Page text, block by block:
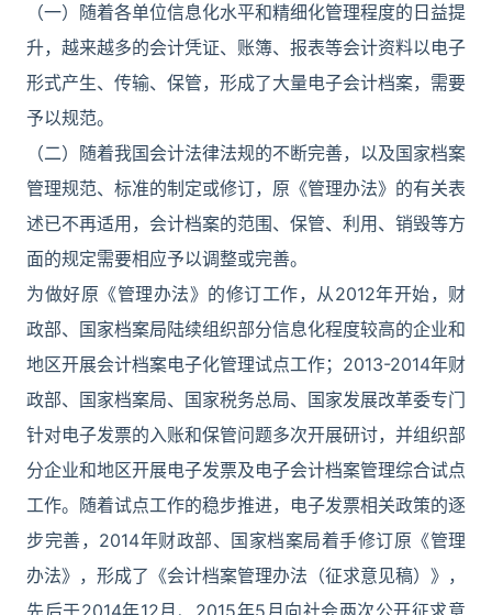
（一）随着各单位信息化水平和精细化管理程度的日益提
升，越来越多的会计凭证、账簿、报表等会计资料以电子
形式产生、传输、保管，形成了大量电子会计档案，需要
予以规范。
（二）随着我国会计法律法规的不断完善，以及国家档案
管理规范、标准的制定或修订，原《管理办法》的有关表
述已不再适用，会计档案的范围、保管、利用、销毁等方
面的规定需要相应予以调整或完善。
为做好原《管理办法》的修订工作，从2012年开始，财
政部、国家档案局陆续组织部分信息化程度较高的企业和
地区开展会计档案电子化管理试点工作；2013-2014年财
政部、国家档案局、国家税务总局、国家发展改革委专门
针对电子发票的入账和保管问题多次开展研讨，并组织部
分企业和地区开展电子发票及电子会计档案管理综合试点
工作。随着试点工作的稳步推进，电子发票相关政策的逐
步完善，2014年财政部、国家档案局着手修订原《管理
办法》，形成了《会计档案管理办法（征求意见稿）》，
先后于2014年12月、2015年5月向社会两次公开征求意